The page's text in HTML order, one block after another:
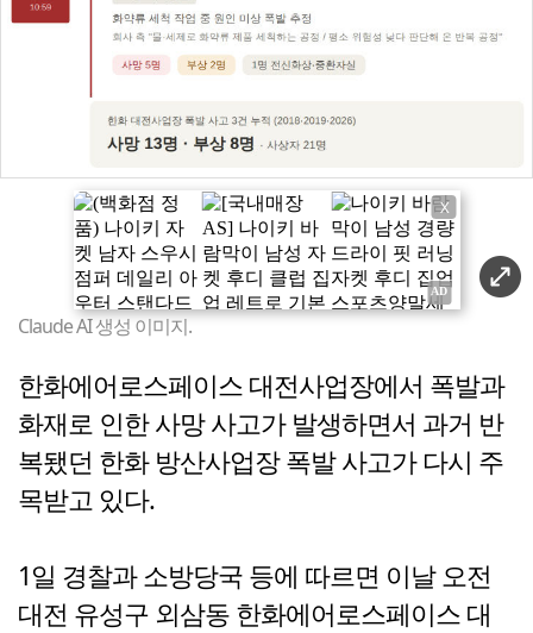
X
Claude AI 생성 이미지.
한화에어로스페이스 대전사업장에서 폭발과
화재로 인한 사망 사고가 발생하면서 과거 반
복됐던 한화 방산사업장 폭발 사고가 다시 주
목받고 있다.
1일 경찰과 소방당국 등에 따르면 이날 오전
대전 유성구 외삼동 한화에어로스페이스 대